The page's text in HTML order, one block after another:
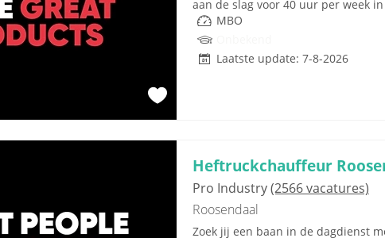
aan de slag voor 40 uur per week
MBO
Laatste update: 7-8-2026
Heftruckchauffeur
Pro Industry(2566 vacatures)
Roosendaal
Zoek jij een baan in de dagdienst